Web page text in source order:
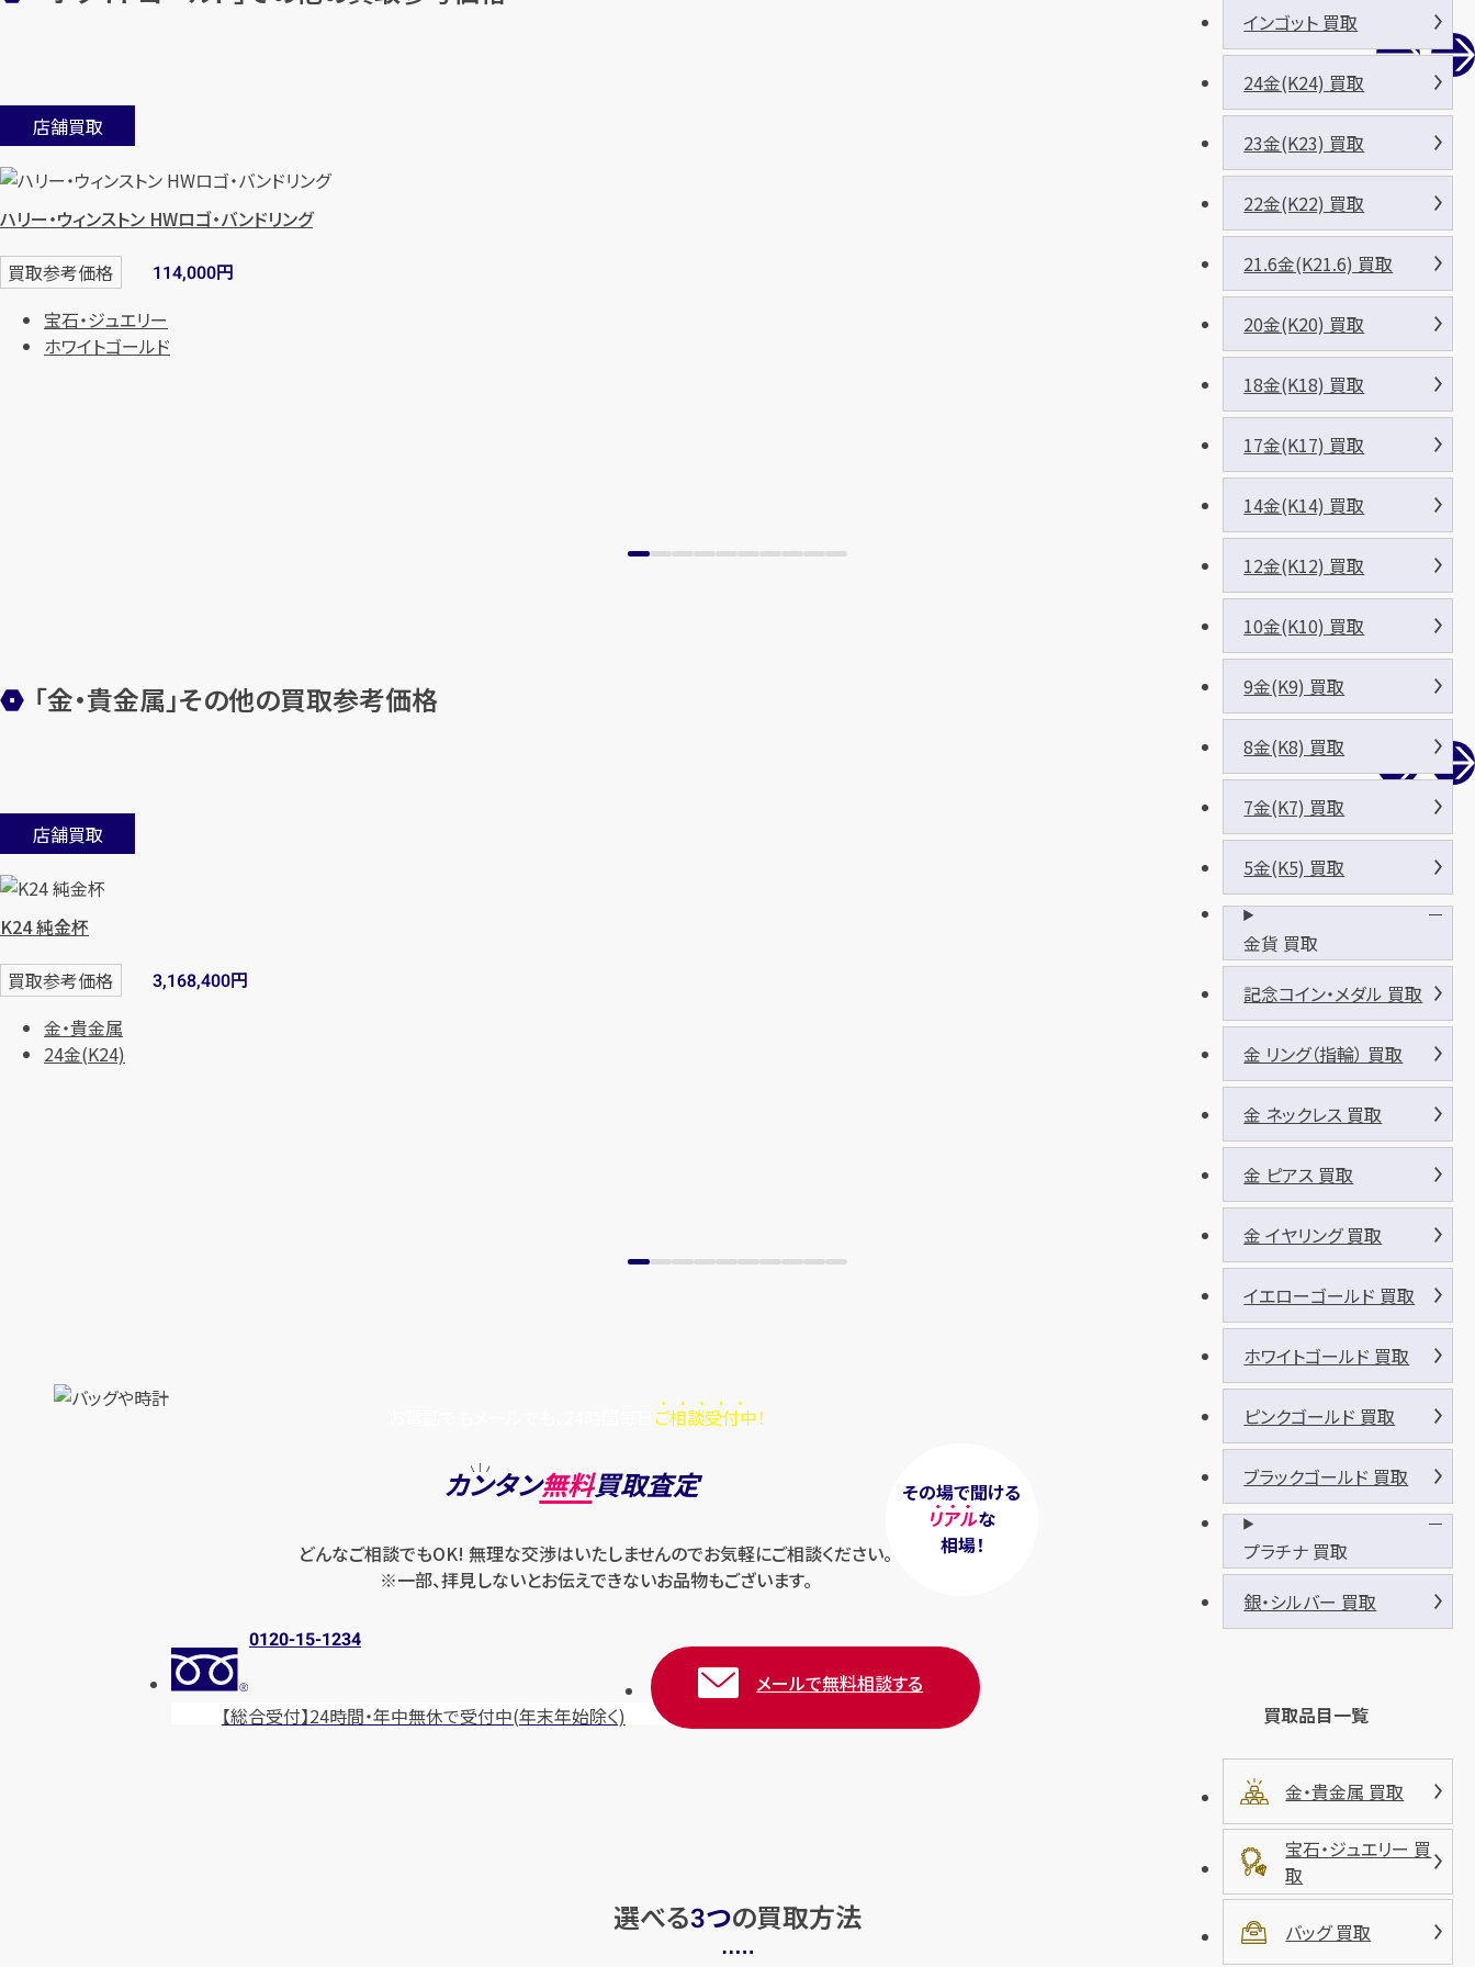
店舗買取
ハリー・ウィンストン HWロゴ・バンドリング
買取参考価格 114,000円
宝石・ジュエリー
ホワイトゴールド
「金・貴金属」その他の買取参考価格
店舗買取
K24 純金杯
買取参考価格 3,168,400円
金・貴金属
24金(K24)
ご相談受付中！
その場で聞ける
リアルな
相場！
カンタン無料買取査定
どんなご相談でもOK! 無理な交渉はいたしませんのでお気軽にご相談ください。
※一部、拝見しないとお伝えできないお品物もございます。
0120-15-1234
【総合受付】24時間・年中無休で受付中(年末年始除く)
メールで無料相談する
選べる3つの買取方法
インゴット 買取
24金(K24) 買取
23金(K23) 買取
22金(K22) 買取
21.6金(K21.6) 買取
20金(K20) 買取
18金(K18) 買取
17金(K17) 買取
14金(K14) 買取
12金(K12) 買取
10金(K10) 買取
9金(K9) 買取
8金(K8) 買取
7金(K7) 買取
5金(K5) 買取
金貨 買取
記念コイン・メダル 買取
金 リング（指輪） 買取
金 ネックレス 買取
金 ピアス 買取
金 イヤリング 買取
イエローゴールド 買取
ホワイトゴールド 買取
ピンクゴールド 買取
ブラックゴールド 買取
プラチナ 買取
銀・シルバー 買取
買取品目一覧
金・貴金属 買取
宝石・ジュエリー 買
取
バッグ 買取